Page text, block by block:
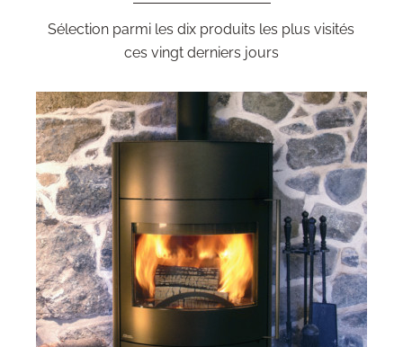
Sélection parmi les dix produits les plus visités
ces vingt derniers jours